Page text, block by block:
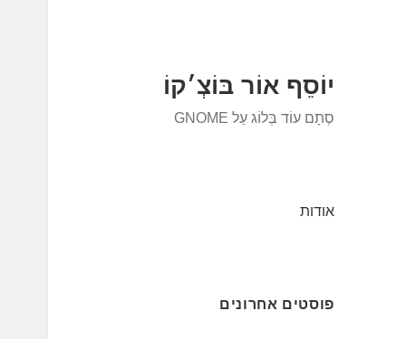
יוֹסֵף אוֹר בּוֹצְ׳קוֹ
סְתָם עוֹד בְּלוֹג עַל GNOME
אודות
פוסטים אחרונים